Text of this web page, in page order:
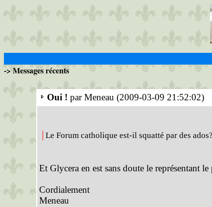
-> Messages récents
Oui ! par Meneau (2009-03-09 21:52:02)
Le Forum catholique est-il squatté par des ados?
Et Glycera en est sans doute le représentant
Cordialement
Meneau